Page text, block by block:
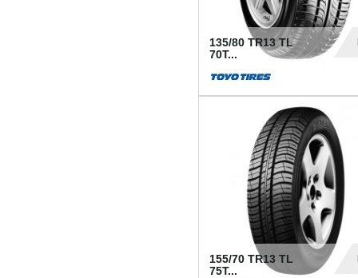
135/80 TR13 TL
70T...
155/70 TR13 TL
75T...